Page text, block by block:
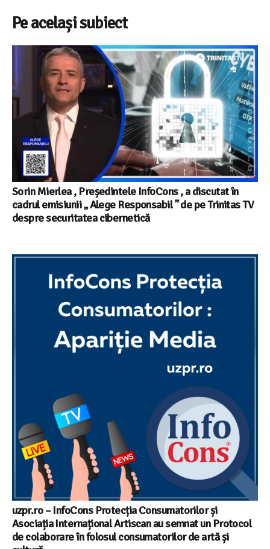
Pe același subiect
Sorin Mierlea , Președintele InfoCons , a discutat în
cadrul emisiunii „ Alege Responsabil ” de pe Trinitas TV
despre securitatea cibernetică
uzpr.ro – InfoCons Protecția Consumatorilor și
Asociația Internațional Artiscan au semnat un Protocol
de colaborare în folosul consumatorilor de artă și